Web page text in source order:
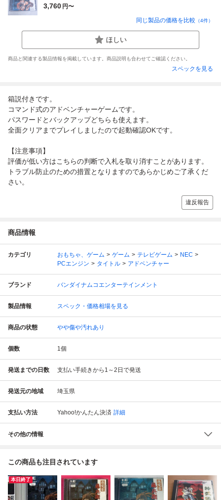
3,760 円〜
同じ製品の価格を比較 （4件）
ほしい
商品と関連する製品情報を掲載しています。商品説明も合わせてご確認ください。
スペックを見る
箱説付きです。
コマンド式のアドベンチャーゲームです。
パスワードとバックアップどちらも使えます。
全面クリアまでプレイしましたので起動確認OKです。
【注意事項】
評価が低い方はこちらの判断で入札を取り消すことがあります。
トラブル防止のための措置となりますのであらかじめご了承くだ
さい。
違反報告
商品情報
カテゴリ おもちゃ、ゲーム ゲーム テレビゲーム
NEC
PCエンジン
タイトル アドベンチャー
ブランド バンダイナムコエンターテインメント
製品情報 スペック・価格相場を見る
商品の状態 やや傷や汚れあり
個数 1個
発送までの日数 支払い手続きから1～2日で発送
発送元の地域 埼玉県
支払い方法 Yahoo!かんたん決済 詳細
その他の情報
この商品も注目されています
本日終了